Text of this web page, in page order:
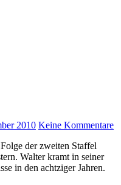
2010 Keine Kommentare
Walter kramt in seiner
in den achtziger Jahren.